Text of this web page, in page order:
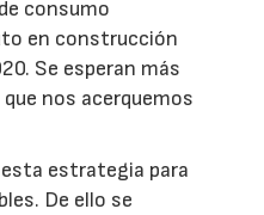
consumo
en construcción
Se esperan más
nos acerquemos
estrategia para
De ello se